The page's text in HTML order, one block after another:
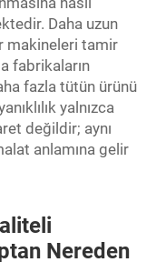
Daha uzun
makineleri tamir
fabrikaların
fazla tütün ürünü
yalnızca
değildir; aynı
anlamına gelir
Nereden